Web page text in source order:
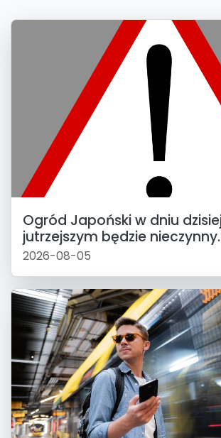
Ogród Japoński w dniu
jutrzejszym będzie nieczynny.
2026-08-05